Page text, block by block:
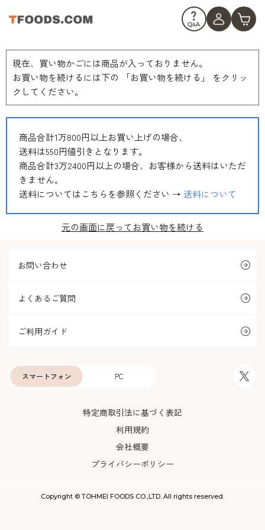
現在、買い物かごには商品が入っておりません。
お買い物を続けるには下の 「お買い物を続ける」 をクリッ
クしてください。
商品合計1万800円以上お買い上げの場合、
送料は550円値引きとなります。
商品合計3万2400円以上の場合、お客様から送料はいただ
きません。
送料についてはこちらを参照ください → 送料について
元の画面に戻ってお買い物を続ける
お問い合わせ
よくあるご質問
ご利用ガイド
PC
スマートフォン
特定商取引法に基づく表記
利用規約
会社概要
プライバシーポリシー
Copyright © TOHMEI FOODS CO.,LTD. All rights reserved.